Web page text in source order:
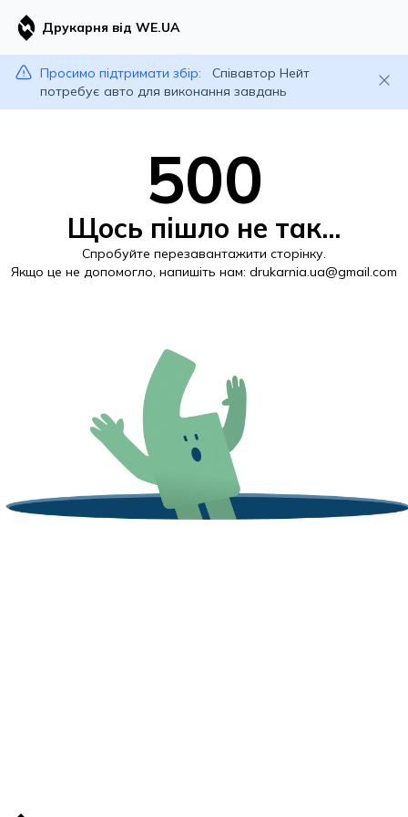
Друкарня від WE.UA
Просимо підтримати збір:
Співавтор Нейт
потребує авто для виконання завдань
500
Щось пішло не так...
Спробуйте перезавантажити сторінку.
Якщо це не допомогло, напишіть нам: drukarnia.ua@gmail.com